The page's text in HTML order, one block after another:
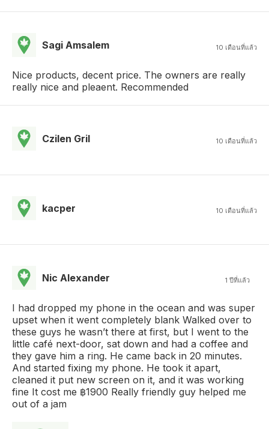
Sagi Amsalem 10 เดือนที่แล้ว
Nice products, decent price. The owners are really
really nice and pleaent. Recommended
Czilen Gril 10 เดือนที่แล้ว
kacper 10 เดือนที่แล้ว
Nic Alexander 1 ปีที่แล้ว
I had dropped my phone in the ocean and was super
upset when it went completely blank Walked over to
these guys he wasn’t there at first, but I went to the
little café next-door, sat down and had a coffee and
they gave him a ring. He came back in 20 minutes.
And started fixing my phone. He took it apart,
cleaned it put new screen on it, and it was working
fine It cost me ฿1900 Really friendly guy helped me
out of a jam